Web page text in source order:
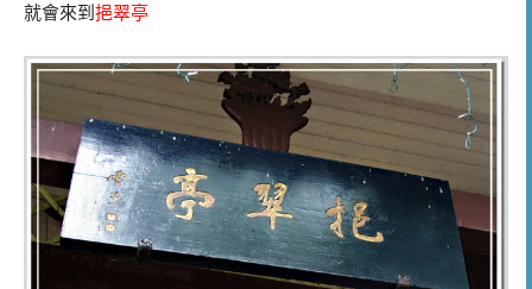
就會來到挹翠亭